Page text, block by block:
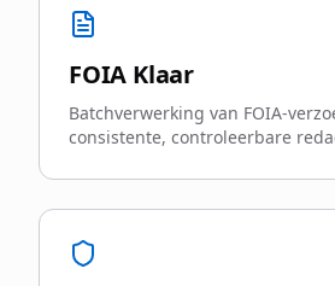
FOIA Klaar
Batchverwerking van FOIA-
consistente, controleerbare